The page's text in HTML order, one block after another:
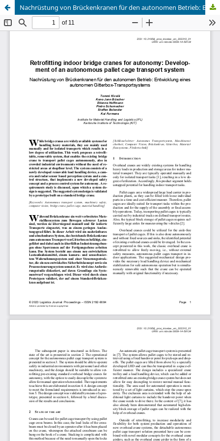
Nachrüstung von Brückenkranen für den autonomen Betrieb: Entwicklung eines autonomen Gitterbox-Transportsystems